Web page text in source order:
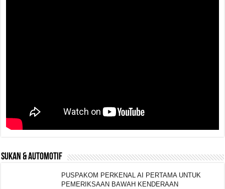
SUKAN & AUTOMOTIF
PUSPAKOM PERKENAL AI PERTAMA UNTUK
PEMERIKSAAN BAWAH KENDERAAN